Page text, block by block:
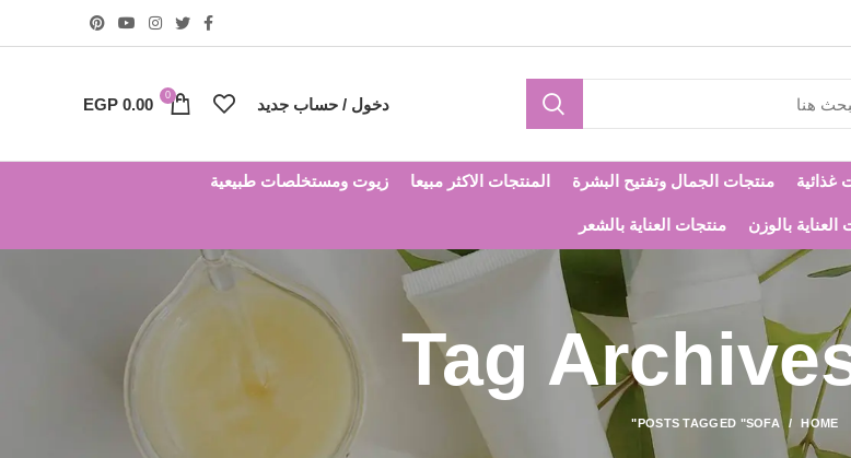
دخول / حساب جديد 0
EGP 0.00
غذائية منتجات الجمال وتفتيح البشرة المنتجات الاكثر مبيعا زيوت ومستخلصات طبيعية
العناية بالوزن منتجات العناية بالشعر
Tag
HOME
POSTS TAGGED "SOFA"